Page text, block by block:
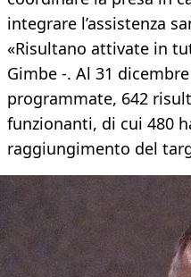
integrare l’assistenza
«Risultano attivate in
Gimbe -. Al 31
programmate, 642
funzionanti, di cui 480
raggiungimento del